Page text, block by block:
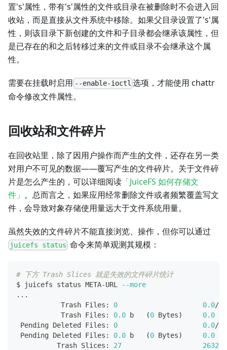
置's'属性，带有's'属性的文件或目录在被删除时不会进入回
收站，而是直接从文件系统中移除。如果父目录设置了's'属
性，则该目录下新创建的文件和子目录都会继承该属性，但
是已存在的和之后转移过来的文件或目录不会继承这个属
性。
需要在挂载时启用 --enable-ioctl 选项，才能使用 chattr
命令修改文件属性。
回收站和文件碎片
在回收站里，除了因用户操作而产生的文件，还存在另一类
对用户不可见的数据——覆写产生的文件碎片。关于文件碎
片是怎么产生的，可以详细阅读 「JuiceFS 如何存储文
件」 。总而言之，如果应用经常删除文件或者频繁覆盖写文
件，会导致对象存储使用量远大于文件系统用量。
虽然失效的文件碎片不能直接浏览、操作，但你可以通过
juicefs status 命令来简单观测其规模：
# 下方 Trash Slices 就是失效的文件碎片统计
$ juicefs status META-URL
--more
.. .
           Trash Files:
0 0.0/s
           Trash Files:
0.0 b (0 Bytes) 0.0
Pending Deleted Files: 0 0.0/s
Pending Deleted Files: 0.0 b (0 Bytes) 0.0
          Trash Slices:
27